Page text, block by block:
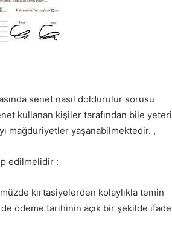
senet nasıl doldurulur sorusu
kullanan kişiler tarafından bile yeteri
mağduriyetler yaşanabilmektedir. ,
edilmelidir :
kırtasiyelerden kolaylıkla temin
ödeme tarihinin açık bir şekilde ifade